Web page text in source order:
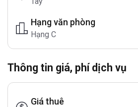
Hạng văn phòng
Hạng C
Thông tin giá, phí dịch vụ
Giá thuê